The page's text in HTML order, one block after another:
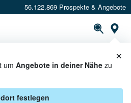
56.122.869 Prospekte & Angebote
um Angebote in deiner Nähe zu
festlegen
×
IN